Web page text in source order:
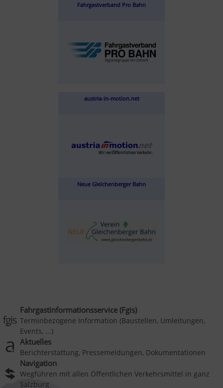
Fahrgastverband Pro Bahn
austria-in-motion.net
Neue Gleichenberger Bahn
Fahrgastinformationsservice (Fgis)
Terminbezogene Information (Baustellen, Umleitungen,
Events, ...)
Aktuelles
Berichterstattung, Pressemeldungen, Dokumentationen
Navigation
Wegführen mit allen Öffentlichen Verkehrsmittel in ganz
Salzburg